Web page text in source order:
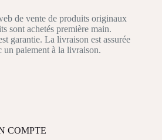
de vente de produits originaux
sont achetés première main.
garantie. La livraison est assurée
un paiement à la livraison.
COMPTE